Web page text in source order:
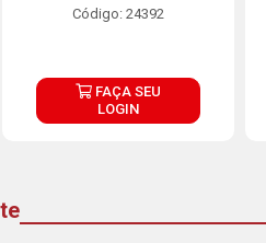
Código: 24392
FAÇA SEU
LOGIN